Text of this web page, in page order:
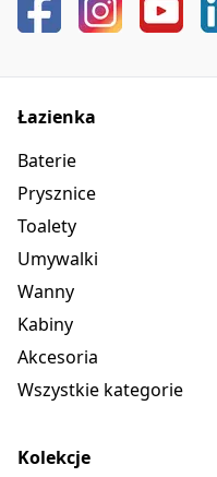
Łazienka
Baterie
Prysznice
Toalety
Umywalki
Wanny
Kabiny
Akcesoria
Wszystkie kategorie
Kolekcje